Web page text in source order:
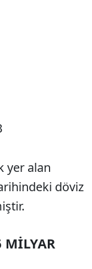
yer alan
döviz
MİLYAR